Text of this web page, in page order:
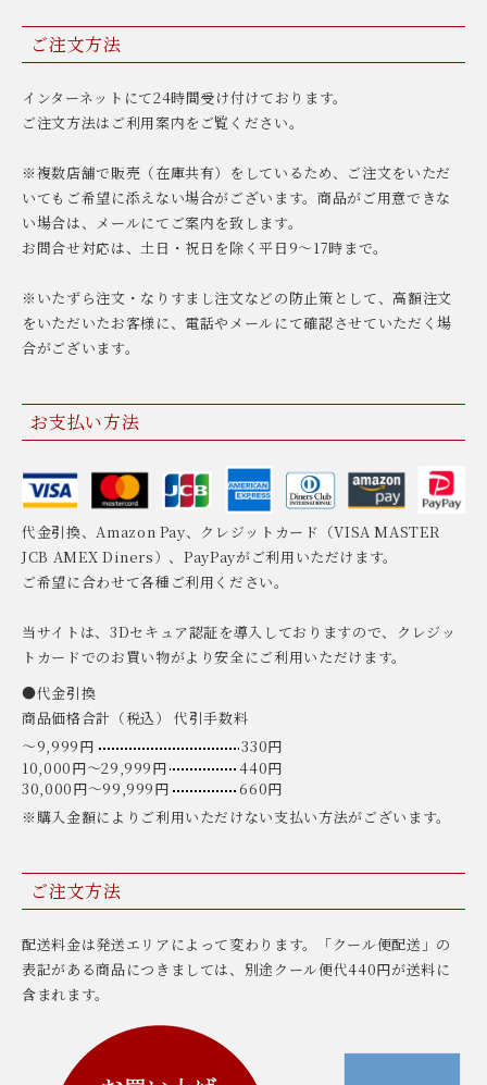
ご注文方法
インターネットにて24時間受け付けております。
ご注文方法はご利用案内をご覧ください。
※複数店舗で販売（在庫共有）をしているため、ご注文をいただ
いてもご希望に添えない場合がございます。商品がご用意できな
い場合は、メールにてご案内を致します。
お問合せ対応は、土日・祝日を除く平日9〜17時まで。
※いたずら注文・なりすまし注文などの防止策として、高額注文
をいただいたお客様に、電話やメールにて確認させていただく場
合がございます。
お支払い方法
代金引換、Amazon Pay、クレジットカード（VISA MASTER
JCB AMEX Diners）、PayPayがご利用いただけます。
ご希望に合わせて各種ご利用ください。
当サイトは、3Dセキュア認証を導入しておりますので、クレジッ
トカードでのお買い物がより安全にご利用いただけます。
●代金引換
商品価格合計（税込） 代引手数料
〜9,999円
330円
10,000円〜29,999円
440円
30,000円〜99,999円
660円
※購入金額によりご利用いただけない支払い方法がございます。
ご注文方法
配送料金は発送エリアによって変わります。「クール便配送」の
表記がある商品につきましては、別途クール便代440円が送料に
含まれます。